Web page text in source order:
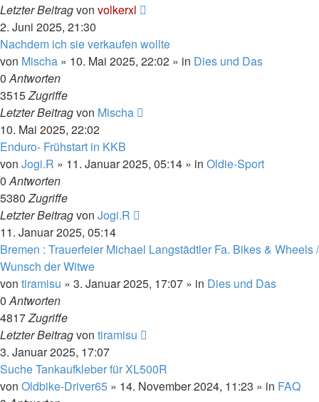
Letzter Beitragvon volkerxl
2. Juni 2025, 21:30
Nachdem ich sie verkaufen wollte
von Mischa » 10. Mai 2025, 22:02 » in Dies und Das
0Antworten
3515Zugriffe
Letzter Beitragvon Mischa
10. Mai 2025, 22:02
Enduro- Frühstart in KKB
von Jogi.R » 11. Januar 2025, 05:14 » in Oldie-Sport
0Antworten
5380Zugriffe
Letzter Beitragvon Jogi.R
11. Januar 2025, 05:14
Bremen : Trauerfeier Michael Langstädtler Fa. Bikes & Wheels /
Wunsch der Witwe
von tiramisu » 3. Januar 2025, 17:07 » in Dies und Das
0Antworten
4817Zugriffe
Letzter Beitragvon tiramisu
3. Januar 2025, 17:07
Suche Tankaufkleber für XL500R
von Oldbike-Driver65 » 14. November 2024, 11:23 » in FAQ